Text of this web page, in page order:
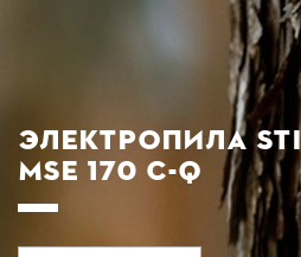
ЭЛЕКТРОПИЛА
MSE 170 С-Q